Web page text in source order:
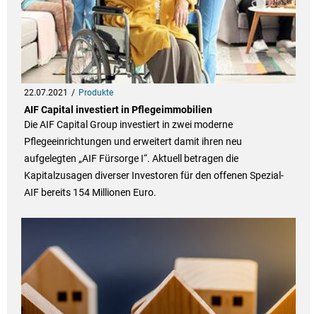
22.07.2021 Produkte
AIF Capital investiert in Pflegeimmobilien
Die AIF Capital Group investiert in zwei moderne
Pflegeeinrichtungen und erweitert damit ihren neu
aufgelegten „AIF Fürsorge I“. Aktuell betragen die
Kapitalzusagen diverser Investoren für den offenen Spezial-
AIF bereits 154 Millionen Euro.